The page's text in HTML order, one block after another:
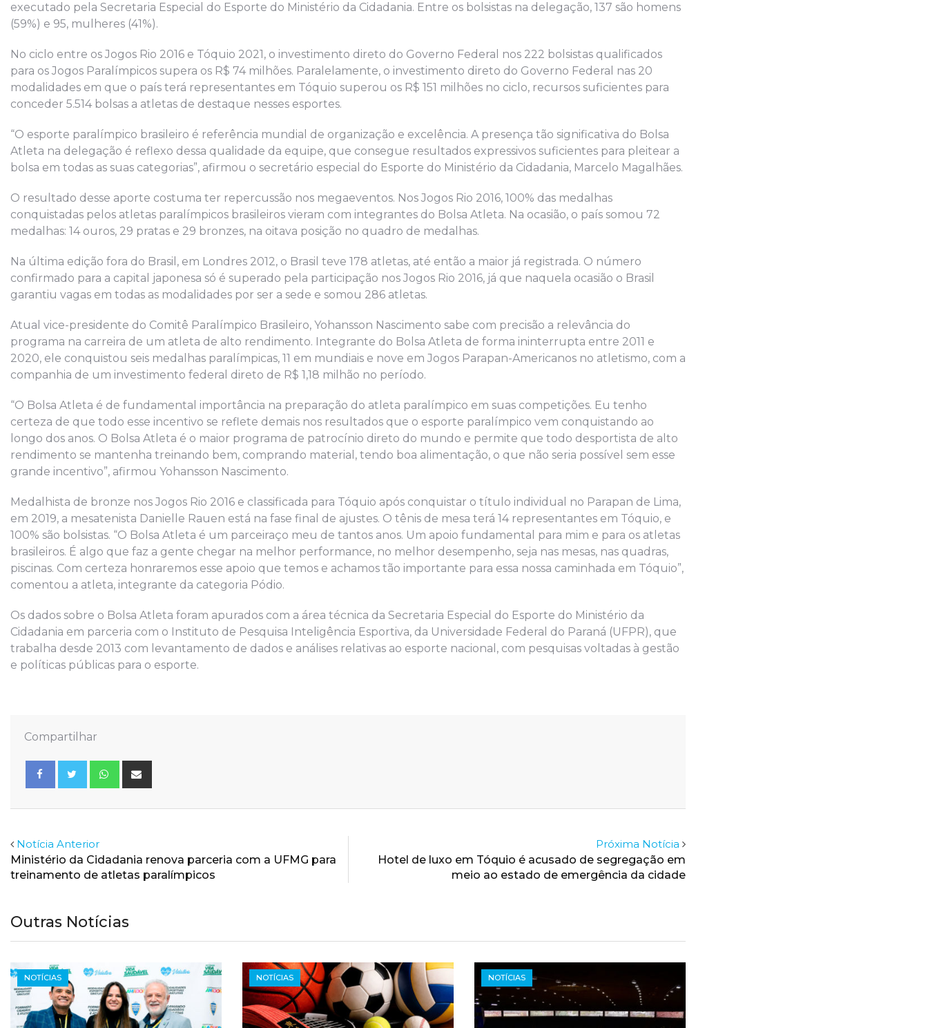
executado pela Secretaria Especial do Esporte do Ministério da Cidadania. Entre os bolsistas na delegação, 137 são homens
(59%) e 95, mulheres (41%).
No ciclo entre os Jogos Rio 2016 e Tóquio 2021, o investimento direto do Governo Federal nos 222 bolsistas qualificados
para os Jogos Paralímpicos supera os R$ 74 milhões. Paralelamente, o investimento direto do Governo Federal nas 20
modalidades em que o país terá representantes em Tóquio superou os R$ 151 milhões no ciclo, recursos suficientes para
conceder 5.514 bolsas a atletas de destaque nesses esportes.
“O esporte paralímpico brasileiro é referência mundial de organização e excelência. A presença tão significativa do Bolsa
Atleta na delegação é reflexo dessa qualidade da equipe, que consegue resultados expressivos suficientes para pleitear a
bolsa em todas as suas categorias”, afirmou o secretário especial do Esporte do Ministério da Cidadania, Marcelo Magalhães.
O resultado desse aporte costuma ter repercussão nos megaeventos. Nos Jogos Rio 2016, 100% das medalhas
conquistadas pelos atletas paralímpicos brasileiros vieram com integrantes do Bolsa Atleta. Na ocasião, o país somou 72
medalhas: 14 ouros, 29 pratas e 29 bronzes, na oitava posição no quadro de medalhas.
Na última edição fora do Brasil, em Londres 2012, o Brasil teve 178 atletas, até então a maior já registrada. O número
confirmado para a capital japonesa só é superado pela participação nos Jogos Rio 2016, já que naquela ocasião o Brasil
garantiu vagas em todas as modalidades por ser a sede e somou 286 atletas.
Atual vice-presidente do Comitê Paralímpico Brasileiro, Yohansson Nascimento sabe com precisão a relevância do
programa na carreira de um atleta de alto rendimento. Integrante do Bolsa Atleta de forma ininterrupta entre 2011 e
2020, ele conquistou seis medalhas paralímpicas, 11 em mundiais e nove em Jogos Parapan-Americanos no atletismo, com a
companhia de um investimento federal direto de R$ 1,18 milhão no período.
“O Bolsa Atleta é de fundamental importância na preparação do atleta paralímpico em suas competições. Eu tenho
certeza de que todo esse incentivo se reflete demais nos resultados que o esporte paralímpico vem conquistando ao
longo dos anos. O Bolsa Atleta é o maior programa de patrocínio direto do mundo e permite que todo desportista de alto
rendimento se mantenha treinando bem, comprando material, tendo boa alimentação, o que não seria possível sem esse
grande incentivo”, afirmou Yohansson Nascimento.
Medalhista de bronze nos Jogos Rio 2016 e classificada para Tóquio após conquistar o título individual no Parapan de Lima,
em 2019, a mesatenista Danielle Rauen está na fase final de ajustes. O tênis de mesa terá 14 representantes em Tóquio, e
100% são bolsistas. “O Bolsa Atleta é um parceiraço meu de tantos anos. Um apoio fundamental para mim e para os atletas
brasileiros. É algo que faz a gente chegar na melhor performance, no melhor desempenho, seja nas mesas, nas quadras,
piscinas. Com certeza honraremos esse apoio que temos e achamos tão importante para essa nossa caminhada em Tóquio”,
comentou a atleta, integrante da categoria Pódio.
Os dados sobre o Bolsa Atleta foram apurados com a área técnica da Secretaria Especial do Esporte do Ministério da
Cidadania em parceria com o Instituto de Pesquisa Inteligência Esportiva, da Universidade Federal do Paraná (UFPR), que
trabalha desde 2013 com levantamento de dados e análises relativas ao esporte nacional, com pesquisas voltadas à gestão
e políticas públicas para o esporte.
Compartilhar
Whatsapp
Notícia Anterior
Ministério da Cidadania renova parceria com a UFMG para
treinamento de atletas paralímpicos
Próxima Notícia
Hotel de luxo em Tóquio é acusado de segregação em
meio ao estado de emergência da cidade
Outras Notícias
NOTÍCIAS NOTÍCIAS NOTÍCIAS